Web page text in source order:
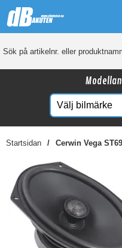
Startsidan Cerwin Vega
Kanske någon av